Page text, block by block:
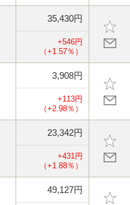
35,430円
+546円
（+1.57％）
3,908円
+113円
（+2.98％）
23,342円
+431円
（+1.88％）
49,127円